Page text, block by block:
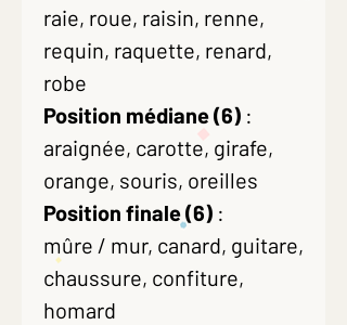
raie, roue, raisin, renne,
requin, raquette, renard,
robe
Position médiane (6) :
araignée, carotte, girafe,
orange, souris, oreilles
Position finale (6) :
mûre / mur, canard, guitare,
chaussure, confiture,
homard